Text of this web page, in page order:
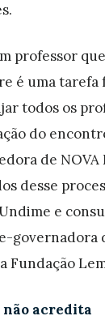
professor
é uma
todos os
do
de NOVA
desse
e
governadora
Fundação
não acredita